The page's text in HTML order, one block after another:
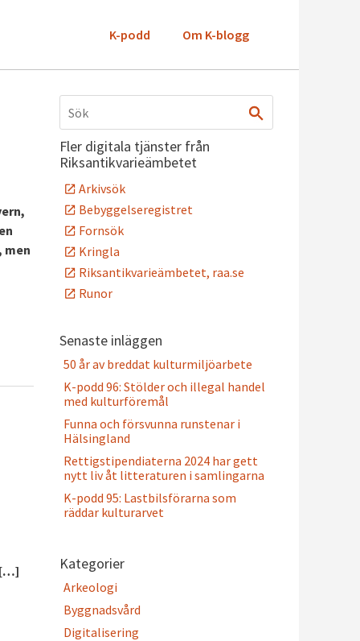
K-podd Om K-blogg
men
[…]
Fler digitala tjänster från
Riksantikvarieämbetet
Arkivsök
Bebyggelseregistret
Fornsök
Kringla
Riksantikvarieämbetet, raa.se
Runor
Senaste inläggen
50 år av breddat kulturmiljöarbete
K-podd 96: Stölder och illegal handel
med kulturföremål
Funna och försvunna runstenar i
Hälsingland
Rettigstipendiaterna 2024 har gett
nytt liv åt litteraturen i samlingarna
K-podd 95: Lastbilsförarna som
räddar kulturarvet
Kategorier
Arkeologi
Byggnadsvård
Digitalisering